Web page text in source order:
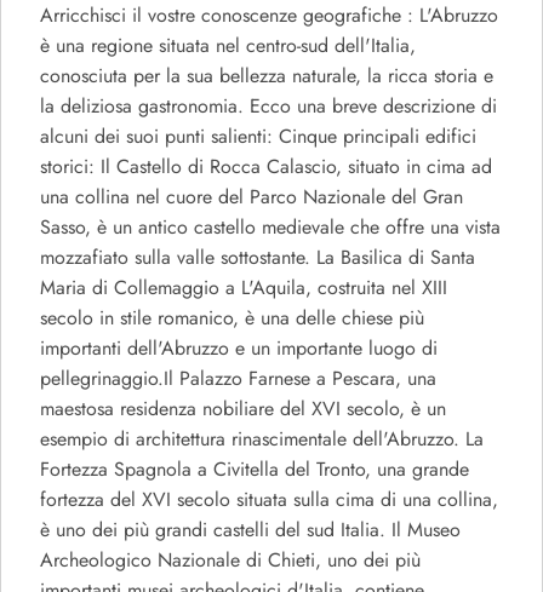
Arricchisci il vostre conoscenze geografiche : L'Abruzzo
è una regione situata nel centro-sud dell'Italia,
conosciuta per la sua bellezza naturale, la ricca storia e
la deliziosa gastronomia. Ecco una breve descrizione di
alcuni dei suoi punti salienti: Cinque principali edifici
storici: Il Castello di Rocca Calascio, situato in cima ad
una collina nel cuore del Parco Nazionale del Gran
Sasso, è un antico castello medievale che offre una vista
mozzafiato sulla valle sottostante. La Basilica di Santa
Maria di Collemaggio a L'Aquila, costruita nel XIII
secolo in stile romanico, è una delle chiese più
importanti dell'Abruzzo e un importante luogo di
pellegrinaggio.Il Palazzo Farnese a Pescara, una
maestosa residenza nobiliare del XVI secolo, è un
esempio di architettura rinascimentale dell'Abruzzo. La
Fortezza Spagnola a Civitella del Tronto, una grande
fortezza del XVI secolo situata sulla cima di una collina,
è uno dei più grandi castelli del sud Italia. Il Museo
Archeologico Nazionale di Chieti, uno dei più